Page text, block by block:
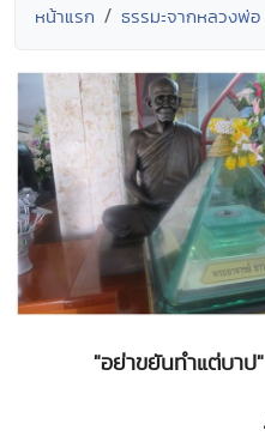
หน้าแรก ธรรมะจากหลวงพ่อ
"อย่าขยันทำแต่บาป"